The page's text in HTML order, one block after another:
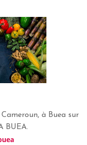
à Buea sur
BUEA.